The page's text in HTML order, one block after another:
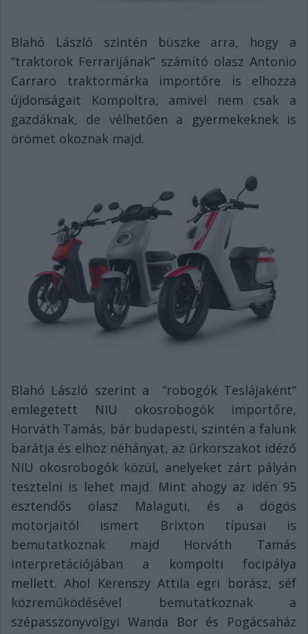
Blahó László szintén büszke arra, hogy a
“traktorok Ferrarijának” számító olasz Antonio
Carraro traktormárka importőre is elhozza
újdonságait Kompoltra, amivel nem csak a
gazdáknak, de vélhetően a gyermekeknek is
örömet okoznak majd.
Blahó László szerint a “robogók Teslájaként”
emlegetett NIU okosrobogók importőre,
Horváth Tamás, bár budapesti, szintén a falunk
barátja és elhoz néhányat, az űrkorszakot idéző
NIU okosrobogók közül, anelyeket zárt pályán
tesztelni is lehet majd. Mint ahogy az idén 95
esztendős olasz Malaguti, és a dögös
motorjaitól ismert Brixton típusai is
bemutatkoznak majd Horváth Tamás
interpretációjában a kompolti focipálya
mellett. Ahol Kerenszy Attila egri borász, séf
közreműködésével bemutatkoznak a
szépasszonyvölgyi Wanda Bor és Pogácsaház